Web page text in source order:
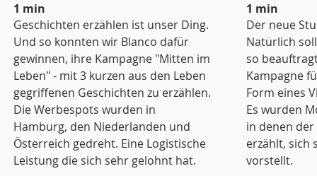
1 min​
Geschichten erzählen ist unser Ding.
Und so konnten wir Blanco dafür
gewinnen, ihre Kampagne "Mitten im
Leben" - mit 3 kurzen aus den Leben
gegriffenen Geschichten zu erzählen.
Die Werbespots wurden in
Hamburg, den Niederlanden und
Österreich gedreht. Eine Logistische
Leistung die sich sehr gelohnt hat.
1 min
Der neue
Natürlich
so
Kampagne
Form eines
Es wurden
in denen
erzählt, sich
vorstellt.